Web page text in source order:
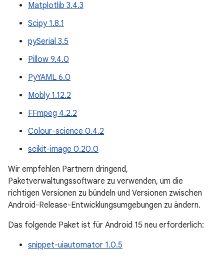
Matplotlib 3.4.3
Scipy 1.8.1
pySerial 3.5
Pillow 9.4.0
PyYAML 6.0
Mobly 1.12.2
FFmpeg 4.2.2
Colour-science 0.4.2
scikit-image 0.20.0
Wir empfehlen Partnern dringend,
Paketverwaltungssoftware zu verwenden, um die
richtigen Versionen zu bündeln und Versionen zwischen
Android-Release-Entwicklungsumgebungen zu ändern.
Das folgende Paket ist für Android 15 neu erforderlich:
snippet-uiautomator 1.0.5